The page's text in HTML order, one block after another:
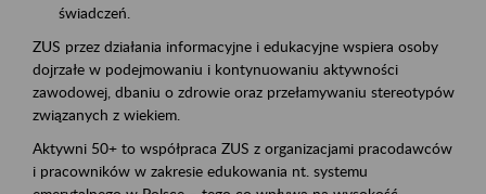
świadczeń.
ZUS przez działania informacyjne i edukacyjne wspiera osoby
dojrzałe w podejmowaniu i kontynuowaniu aktywności
zawodowej, dbaniu o zdrowie oraz przełamywaniu stereotypów
związanych z wiekiem.
Aktywni 50+ to współpraca ZUS z organizacjami pracodawców
i pracowników w zakresie edukowania nt. systemu